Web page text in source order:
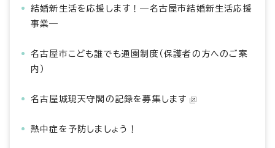
結婚新生活を応援します！―名古屋市結婚新生活応援
事業―
名古屋市こども誰でも通園制度（保護者の方へのご案
内）
名古屋城現天守閣の記録を募集します
熱中症を予防しましょう！